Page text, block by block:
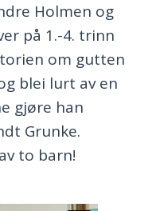
Holmen og
på 1.-4. trinn
om gutten
blei lurt av en
gjøre han
Grunke.
to barn!